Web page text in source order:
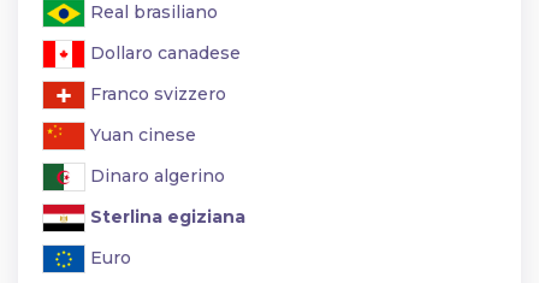
Real brasiliano
Dollaro canadese
Franco svizzero
Yuan cinese
Dinaro algerino
Sterlina egiziana
Euro